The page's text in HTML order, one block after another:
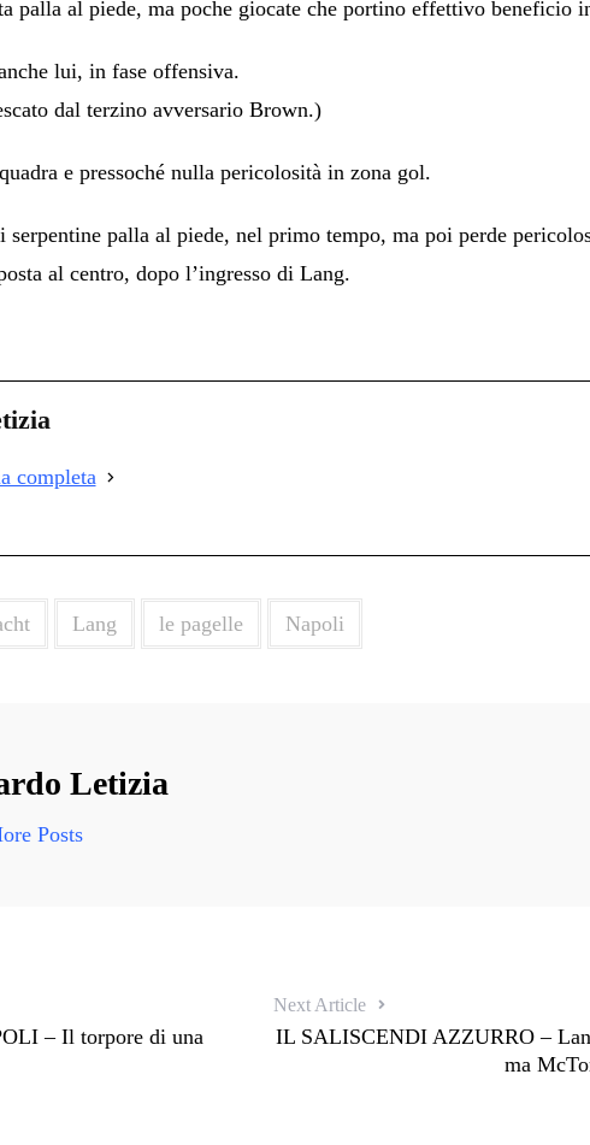
palla al piede, ma poche giocate che portino effettivo beneficio
lui, in fase offensiva.
dal terzino avversario Brown.)
e pressoché nulla pericolosità in zona gol.
palla al piede, nel primo tempo, ma poi perde
al centro, dopo l’ingresso di Lang.
completa
Lang le pagelle Napoli
Letizia
Posts
– Il torpore di una
Next Article
IL SALISCENDI AZZURRO –
ma